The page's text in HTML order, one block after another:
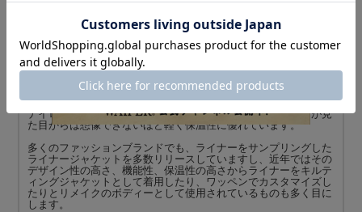
イナーのご紹介です。
制式名称：LINER，COLD WEATHER COAT
米軍より放出されたM-65フィールドジャケット用のキルティング
ライナーです。
M-65フィールドジャケットは、このキルティングライナーを装着
する事によってその防寒性を100%発揮します。素材には軽量な
ナイロンが使用されおり、中綿入りのオニオンキルティングが見
た目からは想像できないほど軽く保温性に優れています。
多くのファッションブランドでも、ライナーをサンプリングした
ライナージャケットを多数リリースしていますし、近年ではその
デザイン性の高さ、機能性、保温性の高さからライナーをキルテ
ィングジャケットとして着用したり、ワッペンでカスタマイズし
たりとリメイクのボディーとして使用されているものも多く目に
します。